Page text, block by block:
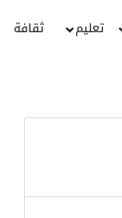
تعليم ثقافة